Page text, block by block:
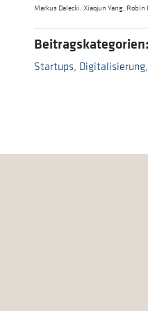
Markus Dalecki, Xiaojun Yang,
Beitragskategorien:
Startups, Digitalisierung,